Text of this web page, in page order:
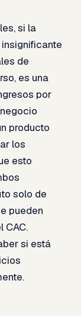
si la
de
es una
por
producto
los
esto
solo de
pueden
CAC.
si está